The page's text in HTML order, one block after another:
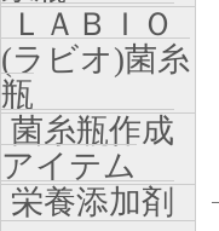
ＬＡＢＩＯ
(ラビオ)菌糸
瓶
菌糸瓶作成
アイテム
栄養添加剤